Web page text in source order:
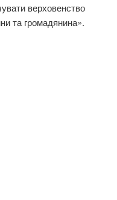
верховенство
та громадянина».